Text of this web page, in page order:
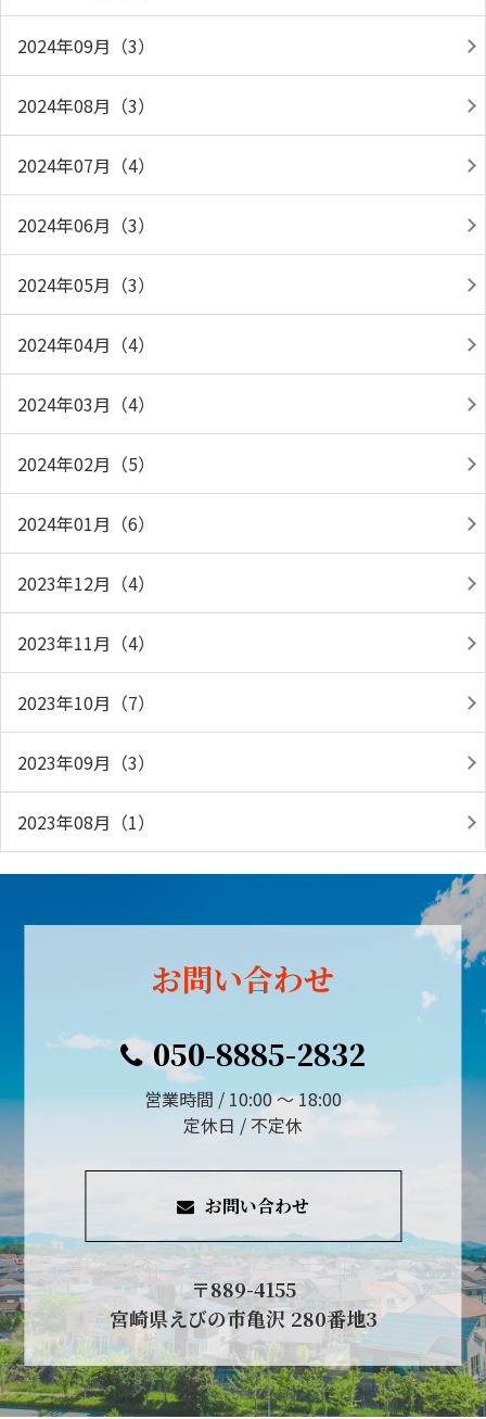
2024年09月（3）
2024年08月（3）
2024年07月（4）
2024年06月（3）
2024年05月（3）
2024年04月（4）
2024年03月（4）
2024年02月（5）
2024年01月（6）
2023年12月（4）
2023年11月（4）
2023年10月（7）
2023年09月（3）
2023年08月（1）
お問い合わせ
050-8885-2832
営業時間 / 10:00 ～ 18:00
定休日 / 不定休
お問い合わせ
〒889-4155
宮崎県えびの市亀沢 280番地3